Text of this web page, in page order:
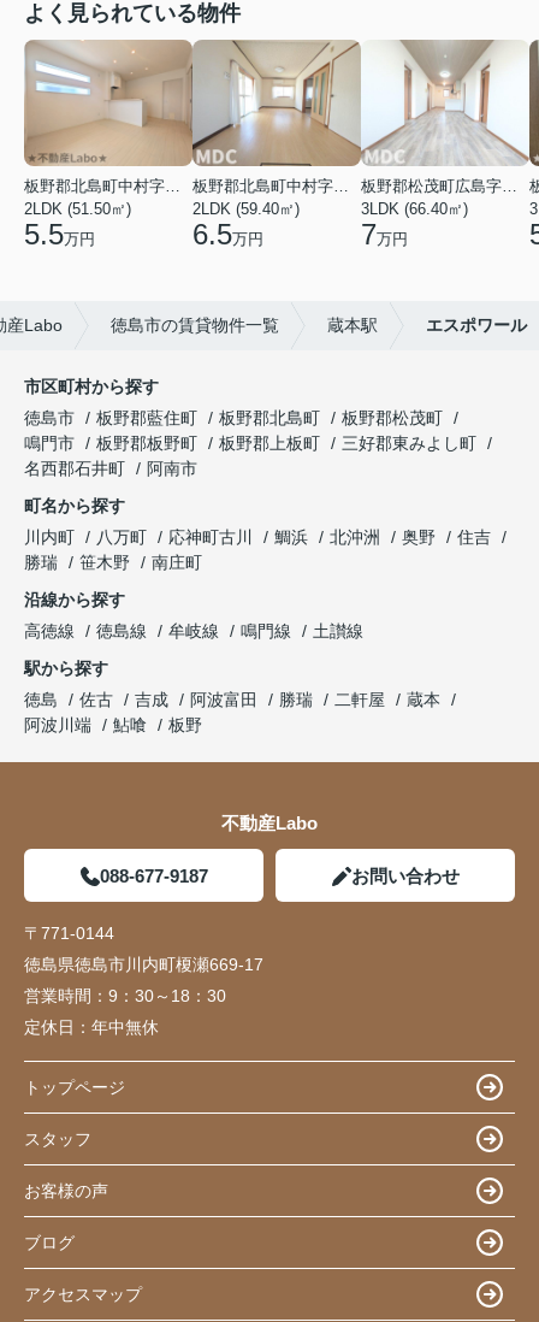
よく見られている物件
板野郡北島町中村字東堤ノ内
2LDK (51.50㎡)
5.5万円
板野郡北島町中村字本須
2LDK (59.40㎡)
6.5万円
板野郡松茂町広島字南ハリ
3LDK (66.40㎡)
7万円
産Labo 徳島市の賃貸物件一覧 蔵本駅 エスポワール
市区町村から探す
徳島市
板野郡藍住町 板野郡北島町
板野郡松茂町
鳴門市
板野郡板野町 板野郡上板町
三好郡東みよし町
名西郡石井町
阿南市
町名から探す
川内町
八万町 応神町古川 鯛浜 北沖洲 奥野
住吉
勝瑞
笹木野
南庄町
沿線から探す
高徳線
徳島線 牟岐線 鳴門線
土讃線
駅から探す
徳島
佐古 吉成 阿波富田 勝瑞 二軒屋
蔵本
阿波川端
鮎喰 板野
不動産Labo
088-677-9187 お問い合わせ
〒771-0144
徳島県徳島市川内町榎瀬669-17
営業時間： 9：30～18：30
定休日： 年中無休
トップページ
スタッフ
お客様の声
ブログ
アクセスマップ